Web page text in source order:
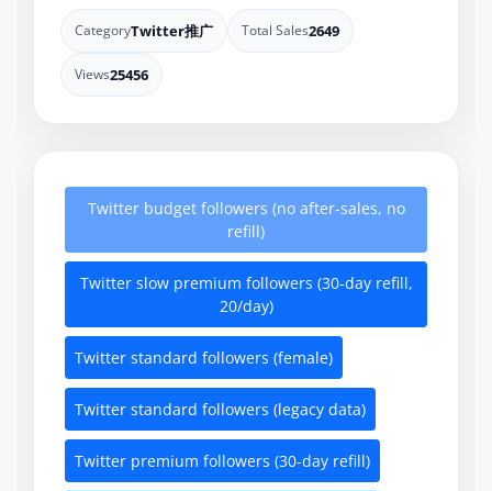
CategoryTwitter推广 Total Sales2649
Views25456
Twitter budget followers (no after-sales, no
refill)
Twitter slow premium followers (30-day refill,
20/day)
Twitter standard followers (female)
Twitter standard followers (legacy data)
Twitter premium followers (30-day refill)